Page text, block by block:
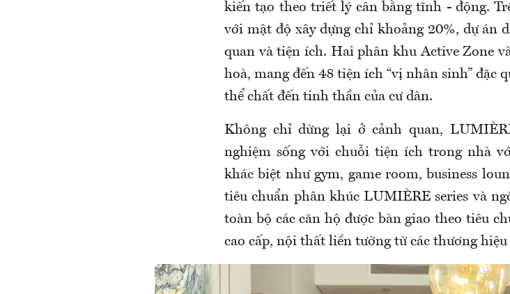
kiến tạo theo triết lý cân bằng tĩnh - động.
với mật độ xây dựng chỉ khoảng 20%, dự án
quan và tiện ích. Hai phân khu Active Zone
hoà, mang đến 48 tiện ích “vị nhân sinh” đặc
thể chất đến tinh thần của cư dân.
Không chỉ dừng lại ở cảnh quan,
nghiệm sống với chuỗi tiện ích trong nhà
khác biệt như gym, game room, business
tiêu chuẩn phân khúc LUMIÈRE series và
toàn bộ các căn hộ được bàn giao theo tiêu
cao cấp, nội thất liền tường từ các thương